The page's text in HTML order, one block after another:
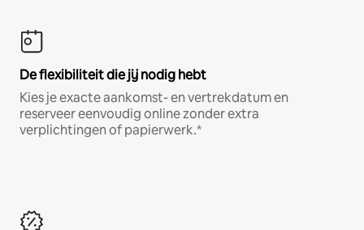
De flexibiliteit die jij nodig hebt
Kies je exacte aankomst- en vertrekdatum en
reserveer eenvoudig online zonder extra
verplichtingen of papierwerk.*